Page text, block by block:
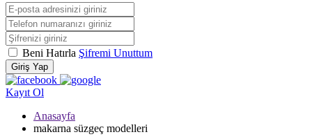
Beni Hatırla Şifremi Unuttum
Giriş Yap
Kayıt Ol
Anasayfa
makarna süzgeç modelleri